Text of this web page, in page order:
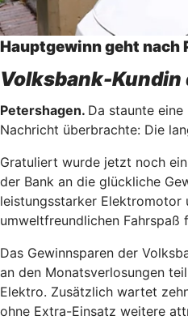
Hauptgewinn geht nach
Volksbank-
Petershagen. Da staunte
Nachricht überbrachte: Die
Gratuliert wurde jetzt noch
der Bank an die glückliche
leistungsstarker Elektromotor
umweltfreundlichen Fahrspaß
Das Gewinnsparen der
an den Monatsverlosungen
Elektro. Zusätzlich wartet
ohne Extra-Einsatz weitere